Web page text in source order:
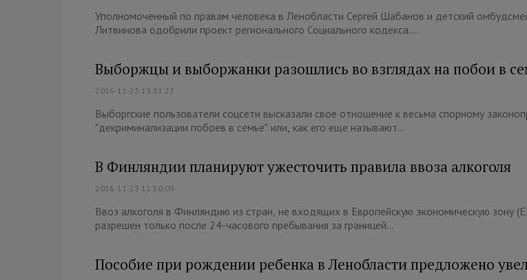
Уполномоченный по правам человека в Ленобласти Сергей Шабанов и детский
Литвинова одобрили проект регионального Социального кодекса....
Выборжцы и выборжанки разошлись во взглядах на побои в
2016-11-23 13:31:27
Выборгские пользователи соцсети высказали свое отношение к весьма спорному
"декриминализации побоев в семье" или, как его еще называют...
В Финляндии планируют ужесточить правила ввоза алкоголя
2016-11-23 11:50:09
Ввоз алкоголя в Финляндию из стран, не входящих в Европейскую экономическую зону
разрешен только после 24-часового пребывания за границей...
Пособие при рождении ребенка в Ленобласти предложено